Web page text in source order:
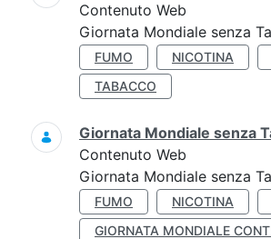
Contenuto Web
Giornata Mondiale senza
FUMO NICOTINA
TABACCO
Giornata Mondiale senza
Contenuto Web
Giornata Mondiale senza
FUMO NICOTINA
GIORNATA MONDIALE